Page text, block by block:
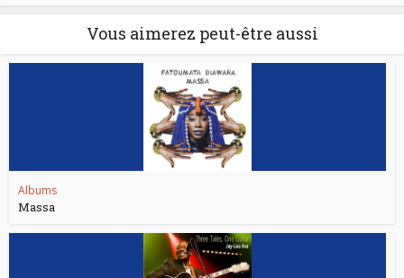
Vous aimerez peut-être aussi
Albums
Massa